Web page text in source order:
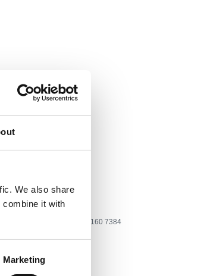
We also share
it with
Marketing
svečanosti
starije osobe
51 860 107, GSM: +385 91 160 7384